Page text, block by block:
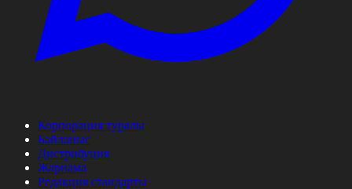
Корпорация туралы
Байланыс
Дистрибуция
Жарнама
Редакция стандарты